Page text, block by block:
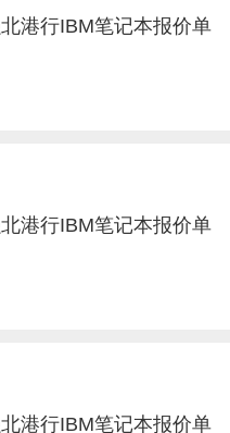
港行IBM笔记本报价单
港行IBM笔记本报价单
港行IBM笔记本报价单